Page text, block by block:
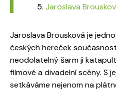
Jaroslava
Jaroslava Brousková je
českých hereček
neodolatelný šarm ji
filmové a divadelní scény. S
setkáváme nejenom na